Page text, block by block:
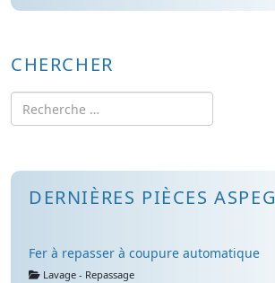
CHERCHER
Rechercher
DERNIÈRES PIÈCES ASPEG
Fer à repasser à coupure automatique
Détails
Lavage - Repassage